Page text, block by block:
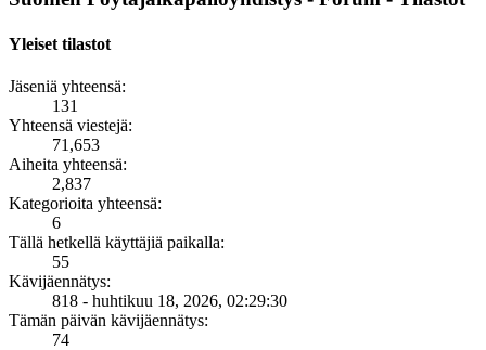
Yleiset tilastot
Jäseniä yhteensä:
131
Yhteensä viestejä:
71,653
Aiheita yhteensä:
2,837
Kategorioita yhteensä:
6
Tällä hetkellä käyttäjiä paikalla:
55
Kävijäennätys:
818 - huhtikuu 18, 2026, 02:29:30
Tämän päivän kävijäennätys:
74